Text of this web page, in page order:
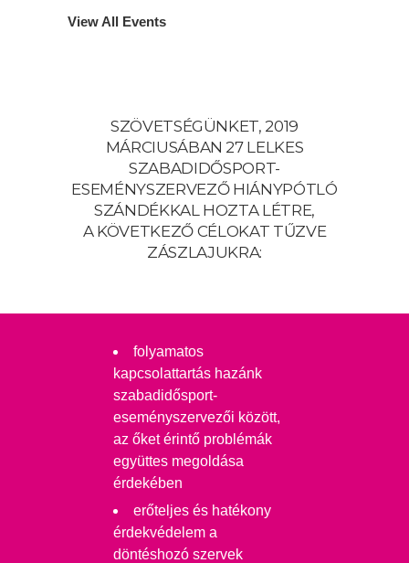
View All Events
SZÖVETSÉGÜNKET, 2019
MÁRCIUSÁBAN 27 LELKES
SZABADIDŐSPORT-
ESEMÉNYSZERVEZŐ HIÁNYPÓTLÓ
SZÁNDÉKKAL HOZTA LÉTRE,
A KÖVETKEZŐ CÉLOKAT TŰZVE
ZÁSZLAJUKRA:
folyamatos
kapcsolattartás hazánk
szabadidősport-
eseményszervezői között,
az őket érintő problémák
együttes megoldása
érdekében
erőteljes és hatékony
érdekvédelem a
döntéshozó szervek